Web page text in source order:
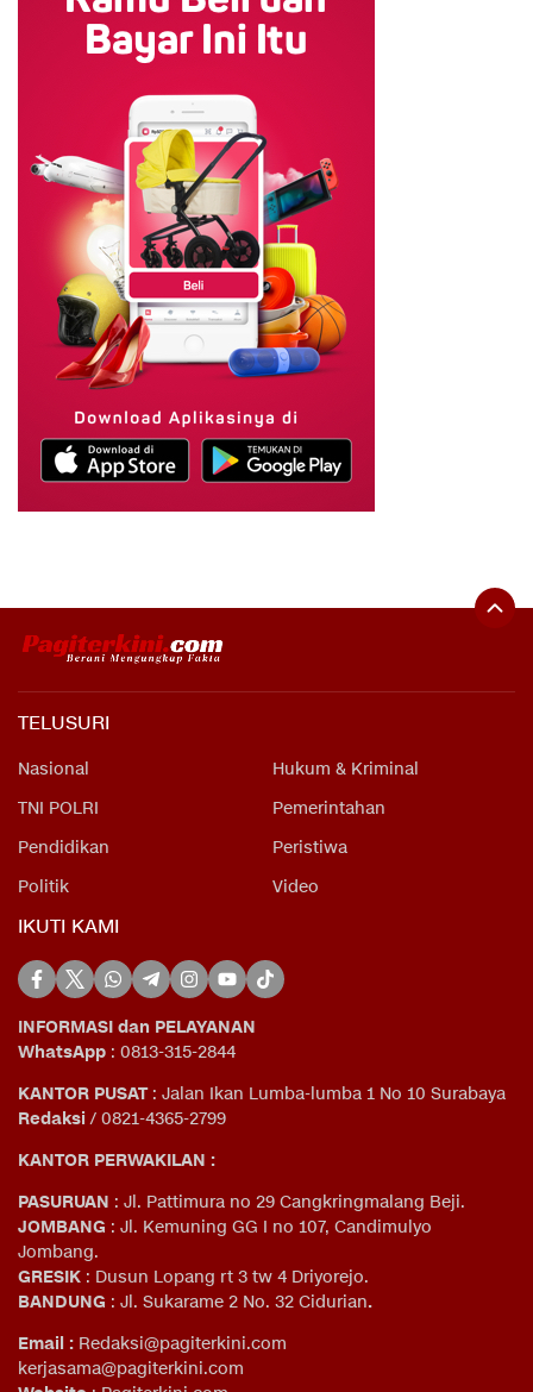
TELUSURI
Nasional
Hukum & Kriminal
TNI POLRI
Pemerintahan
Pendidikan
Peristiwa
Politik
Video
IKUTI KAMI
INFORMASI dan PELAYANAN
WhatsApp : 0813-315-2844
KANTOR PUSAT: Jalan Ikan Lumba-lumba 1 No 10 Surabaya
Redaksi / 0821-4365-2799
KANTOR PERWAKILAN :
PASURUAN : Jl. Pattimura no 29 Cangkringmalang Beji.
JOMBANG : Jl. Kemuning GG I no 107, Candimulyo
Jombang.
GRESIK : Dusun Lopang rt 3 tw 4 Driyorejo.
BANDUNG : Jl. Sukarame 2 No. 32 Cidurian.
Email : Redaksi@pagiterkini.com
kerjasama@pagiterkini.com